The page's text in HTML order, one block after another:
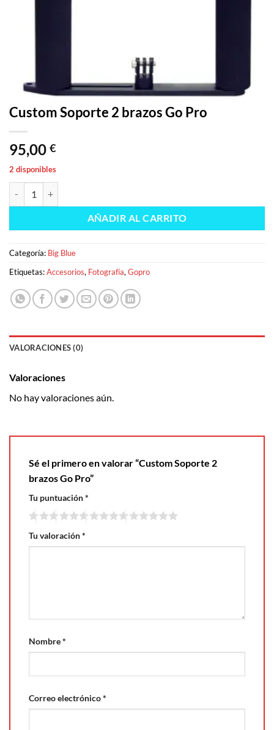
Custom Soporte 2 brazos Go Pro
95,00 €
2 disponibles
AÑADIR AL CARRITO
Categoría: Big Blue
Etiquetas:Accesorios, Fotografía, Gopro
VALORACIONES (0)
Valoraciones
No hay valoraciones aún.
Sé el primero en valorar “Custom Soporte 2
brazos Go Pro”
Tu puntuación*
Tu valoración*
Nombre*
Correo electrónico*